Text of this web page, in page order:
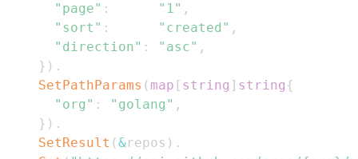
"page" : "1" ,
"sort" : "created" ,
"direction" : "asc" ,
} ) .
SetPathParams ( map [ string ] string {
"org" : "golang" ,
} ) .
SetResult (&repos ) .